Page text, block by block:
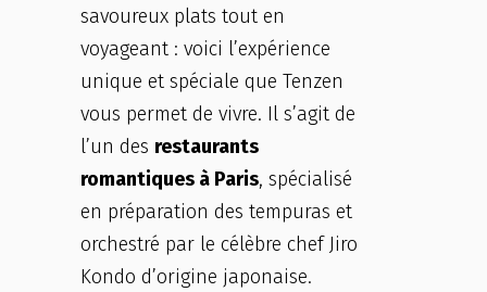
savoureux plats tout en
voyageant : voici l’expérience
unique et spéciale que Tenzen
vous permet de vivre. Il s’agit de
l’un des restaurants
romantiques à Paris, spécialisé
en préparation des tempuras et
orchestré par le célèbre chef Jiro
Kondo d’origine japonaise.